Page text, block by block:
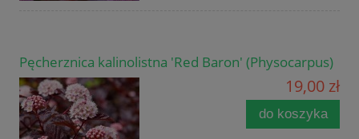
Pęcherznica kalinolistna 'Red Baron' (Physocarpus)
19,00 zł
do koszyka